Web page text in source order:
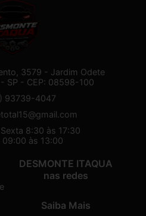
3579 - Jardim Odete
SP - CEP: 08598-100
93739-4047
8:30 às 17:30
09:00 às 13:00
DESMONTE ITAQUA
nas redes
Saiba Mais